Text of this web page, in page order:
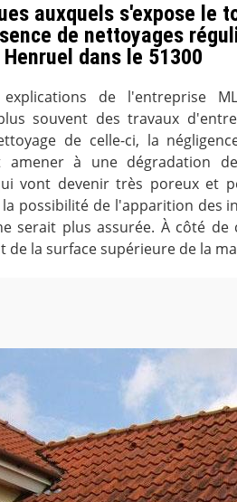
auxquels s'expose le
de nettoyages
dans le 51300
de l'entreprise
souvent des travaux
de celle-ci, la
amener à une dégradation
vont devenir très poreux et
la possibilité de l'apparition des
serait plus assurée. À côté
de la surface supérieure de la